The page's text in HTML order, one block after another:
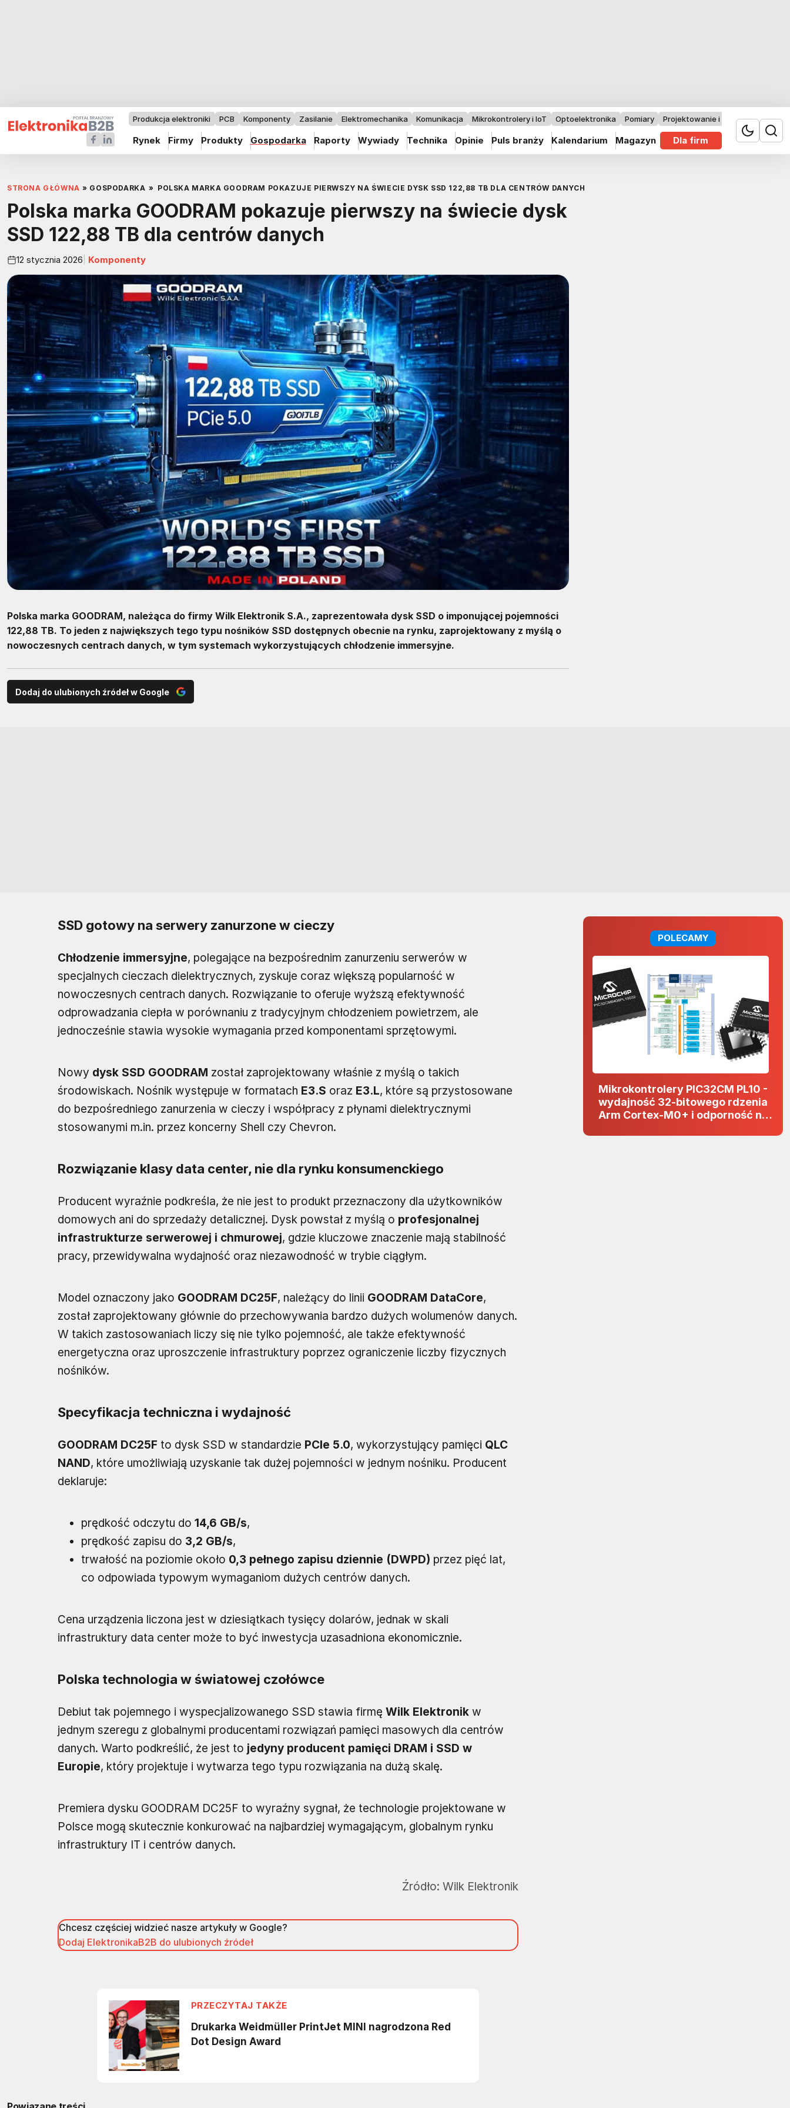
Produkcja elektroniki PCB Komponenty Zasilanie Elektromechanika Komunikacja Mikrokontrolery i IoT Optoelektronika Pomiary Projektowanie i badania
Rynek Firmy Produkty Gospodarka Raporty Wywiady Technika Opinie Puls branży Kalendarium Magazyn Dla firm
STRONA GŁÓWNA » GOSPODARKA » POLSKA MARKA GOODRAM POKAZUJE PIERWSZY NA ŚWIECIE DYSK SSD 122,88 TB DLA CENTRÓW DANYCH
Polska marka GOODRAM pokazuje pierwszy na świecie dysk
SSD 122,88 TB dla centrów danych
12 stycznia 2026 Komponenty
Polska marka GOODRAM, należąca do firmy Wilk Elektronik S.A., zaprezentowała dysk SSD o imponującej pojemności
122,88 TB. To jeden z największych tego typu nośników SSD dostępnych obecnie na rynku, zaprojektowany z myślą o
nowoczesnych centrach danych, w tym systemach wykorzystujących chłodzenie immersyjne.
Dodaj do ulubionych źródeł w Google
SSD gotowy na serwery zanurzone w cieczy
Chłodzenie immersyjne, polegające na bezpośrednim zanurzeniu serwerów w
specjalnych cieczach dielektrycznych, zyskuje coraz większą popularność w
nowoczesnych centrach danych. Rozwiązanie to oferuje wyższą efektywność
odprowadzania ciepła w porównaniu z tradycyjnym chłodzeniem powietrzem, ale
jednocześnie stawia wysokie wymagania przed komponentami sprzętowymi.
Nowy dysk SSD GOODRAM został zaprojektowany właśnie z myślą o takich
środowiskach. Nośnik występuje w formatach E3.S oraz E3.L, które są przystosowane
do bezpośredniego zanurzenia w cieczy i współpracy z płynami dielektrycznymi
stosowanymi m.in. przez koncerny Shell czy Chevron.
Rozwiązanie klasy data center, nie dla rynku konsumenckiego
Producent wyraźnie podkreśla, że nie jest to produkt przeznaczony dla użytkowników
domowych ani do sprzedaży detalicznej. Dysk powstał z myślą o profesjonalnej
infrastrukturze serwerowej i chmurowej, gdzie kluczowe znaczenie mają stabilność
pracy, przewidywalna wydajność oraz niezawodność w trybie ciągłym.
Model oznaczony jako GOODRAM DC25F, należący do linii GOODRAM DataCore,
został zaprojektowany głównie do przechowywania bardzo dużych wolumenów danych.
W takich zastosowaniach liczy się nie tylko pojemność, ale także efektywność
energetyczna oraz uproszczenie infrastruktury poprzez ograniczenie liczby fizycznych
nośników.
Specyfikacja techniczna i wydajność
GOODRAM DC25F to dysk SSD w standardzie PCIe 5.0, wykorzystujący pamięci QLC
NAND, które umożliwiają uzyskanie tak dużej pojemności w jednym nośniku. Producent
deklaruje:
prędkość odczytu do 14,6 GB/s,
prędkość zapisu do 3,2 GB/s,
trwałość na poziomie około 0,3 pełnego zapisu dziennie (DWPD) przez pięć lat,
co odpowiada typowym wymaganiom dużych centrów danych.
Cena urządzenia liczona jest w dziesiątkach tysięcy dolarów, jednak w skali
infrastruktury data center może to być inwestycja uzasadniona ekonomicznie.
Polska technologia w światowej czołówce
Debiut tak pojemnego i wyspecjalizowanego SSD stawia firmę Wilk Elektronik w
jednym szeregu z globalnymi producentami rozwiązań pamięci masowych dla centrów
danych. Warto podkreślić, że jest to jedyny producent pamięci DRAM i SSD w
Europie, który projektuje i wytwarza tego typu rozwiązania na dużą skalę.
Premiera dysku GOODRAM DC25F to wyraźny sygnał, że technologie projektowane w
Polsce mogą skutecznie konkurować na najbardziej wymagającym, globalnym rynku
infrastruktury IT i centrów danych.
Źródło: Wilk Elektronik
Chcesz częściej widzieć nasze artykuły w Google?
Dodaj ElektronikaB2B do ulubionych źródeł
POLECAMY
Mikrokontrolery PIC32CM PL10 -
wydajność 32-bitowego rdzenia
Arm Cortex-M0+ i odporność na